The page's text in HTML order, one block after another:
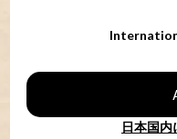
日本国